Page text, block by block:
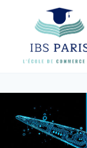
content